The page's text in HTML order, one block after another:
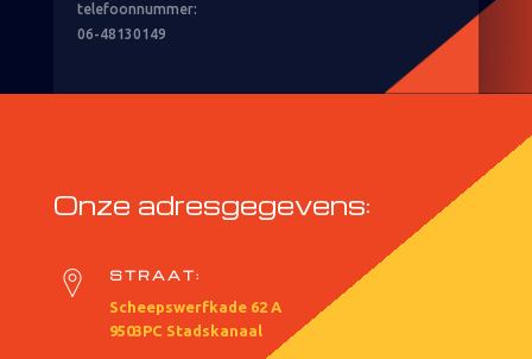
telefoonnummer:
06-48130149
Onze adresgegevens:
STRAAT:
Scheepswerfkade 62 A
9503PC Stadskanaal